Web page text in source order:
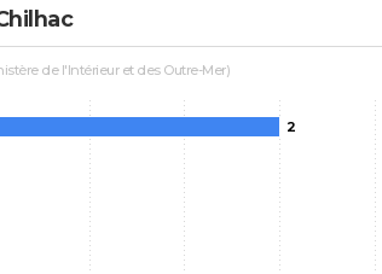
de l'Intérieur et des Outre-Mer)
2